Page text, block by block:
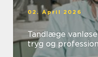
02. April 2026
Tandlæge
tryg og